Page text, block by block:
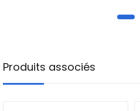
Produits associés